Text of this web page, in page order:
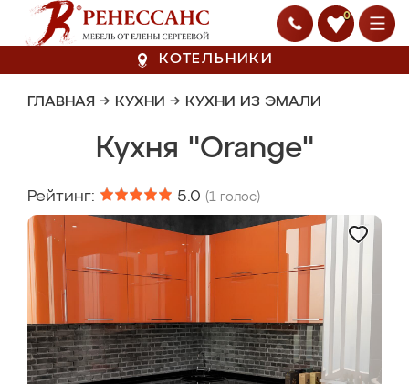
0
КОТЕЛЬНИКИ
ГЛАВНАЯ → КУХНИ → КУХНИ ИЗ ЭМАЛИ
Кухня "Orange"
Рейтинг: 5.0 (1 голос)